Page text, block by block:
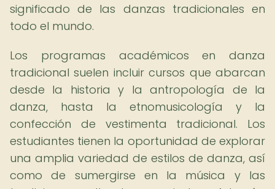
significado de las danzas tradicionales en
todo el mundo.
Los programas académicos en danza
tradicional suelen incluir cursos que abarcan
desde la historia y la antropología de la
danza, hasta la etnomusicología y la
confección de vestimenta tradicional. Los
estudiantes tienen la oportunidad de explorar
una amplia variedad de estilos de danza, así
como de sumergirse en la música y las